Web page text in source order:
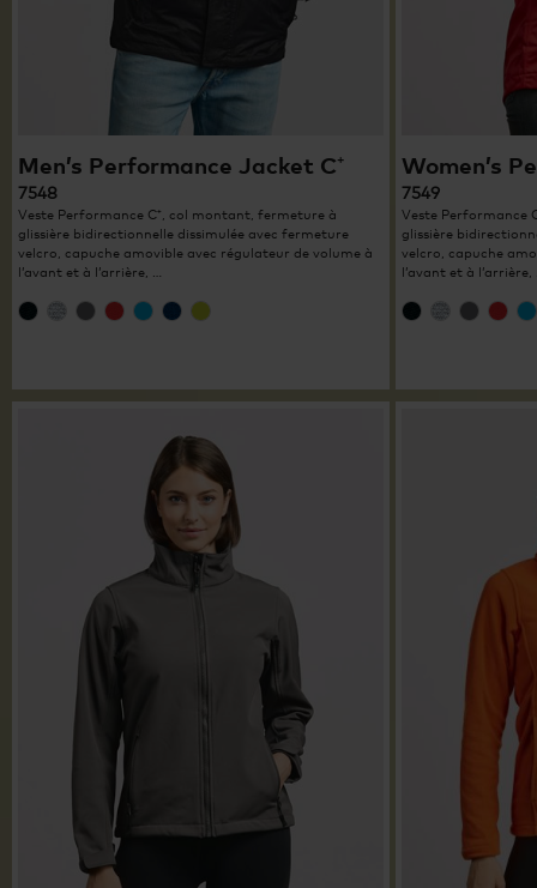
Men’s Performance Jacket C⁺
7548
Veste Performance C⁺, col montant, fermeture à
glissière bidirectionnelle dissimulée avec fermeture
velcro, capuche amovible avec régulateur de volume à
l’avant et à l’arrière, …
Women’s
7549
Veste Performance
glissière
velcro, capuche
l’avant et à l’arrière,